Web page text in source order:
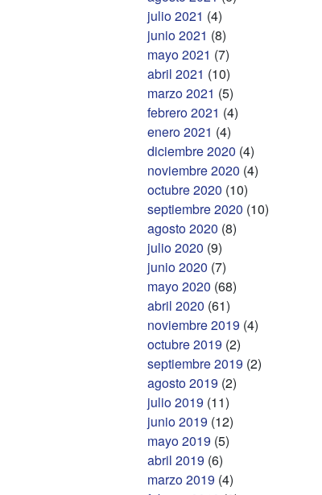
julio 2021 (4)
junio 2021 (8)
mayo 2021 (7)
abril 2021 (10)
marzo 2021 (5)
febrero 2021 (4)
enero 2021 (4)
diciembre 2020 (4)
noviembre 2020 (4)
octubre 2020 (10)
septiembre 2020 (10)
agosto 2020 (8)
julio 2020 (9)
junio 2020 (7)
mayo 2020 (68)
abril 2020 (61)
noviembre 2019 (4)
octubre 2019 (2)
septiembre 2019 (2)
agosto 2019 (2)
julio 2019 (11)
junio 2019 (12)
mayo 2019 (5)
abril 2019 (6)
marzo 2019 (4)